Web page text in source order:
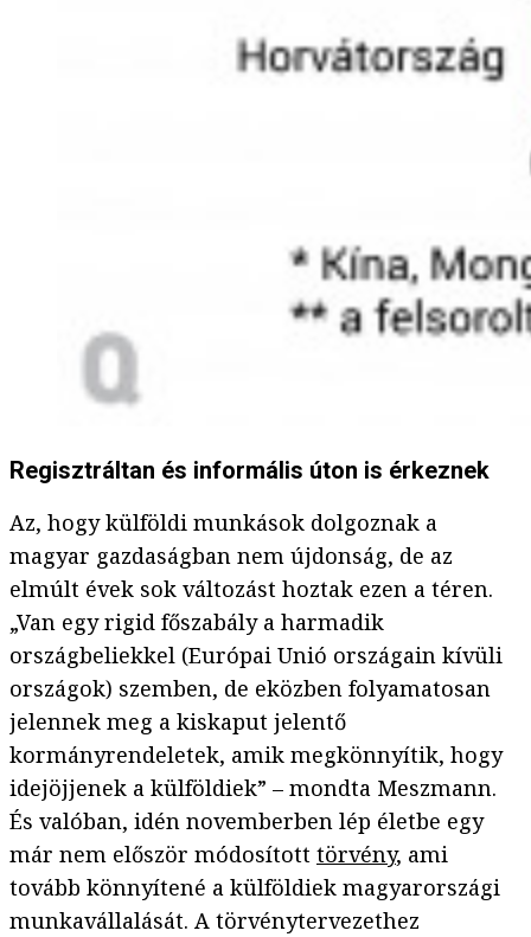
Regisztráltan és informális úton is érkeznek
Az, hogy külföldi munkások dolgoznak a
magyar gazdaságban nem újdonság, de az
elmúlt évek sok változást hoztak ezen a téren.
„Van egy rigid főszabály a harmadik
országbeliekkel (Európai Unió országain kívüli
országok) szemben, de eközben folyamatosan
jelennek meg a kiskaput jelentő
kormányrendeletek, amik megkönnyítik, hogy
idejöjjenek a külföldiek” – mondta Meszmann.
És valóban, idén novemberben lép életbe egy
már nem először módosított törvény, ami
tovább könnyítené a külföldiek magyarországi
munkavállalását. A törvénytervezethez